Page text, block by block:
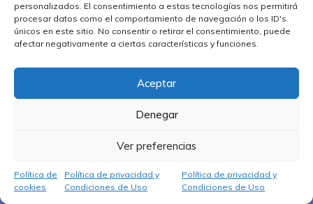
personalizados. El consentimiento a estas tecnologías nos permitirá
procesar datos como el comportamiento de navegación o los ID's
únicos en este sitio. No consentir o retirar el consentimiento, puede
afectar negativamente a ciertas características y funciones.
Aceptar
Denegar
Ver preferencias
Política de
cookies
Política de privacidad y
Condiciones de Uso
Política de privacidad y
Condiciones de Uso